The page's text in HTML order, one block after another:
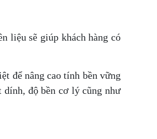
liệu sẽ giúp khách hàng có
để nâng cao tính bền vững
dính, độ bền cơ lý cũng như